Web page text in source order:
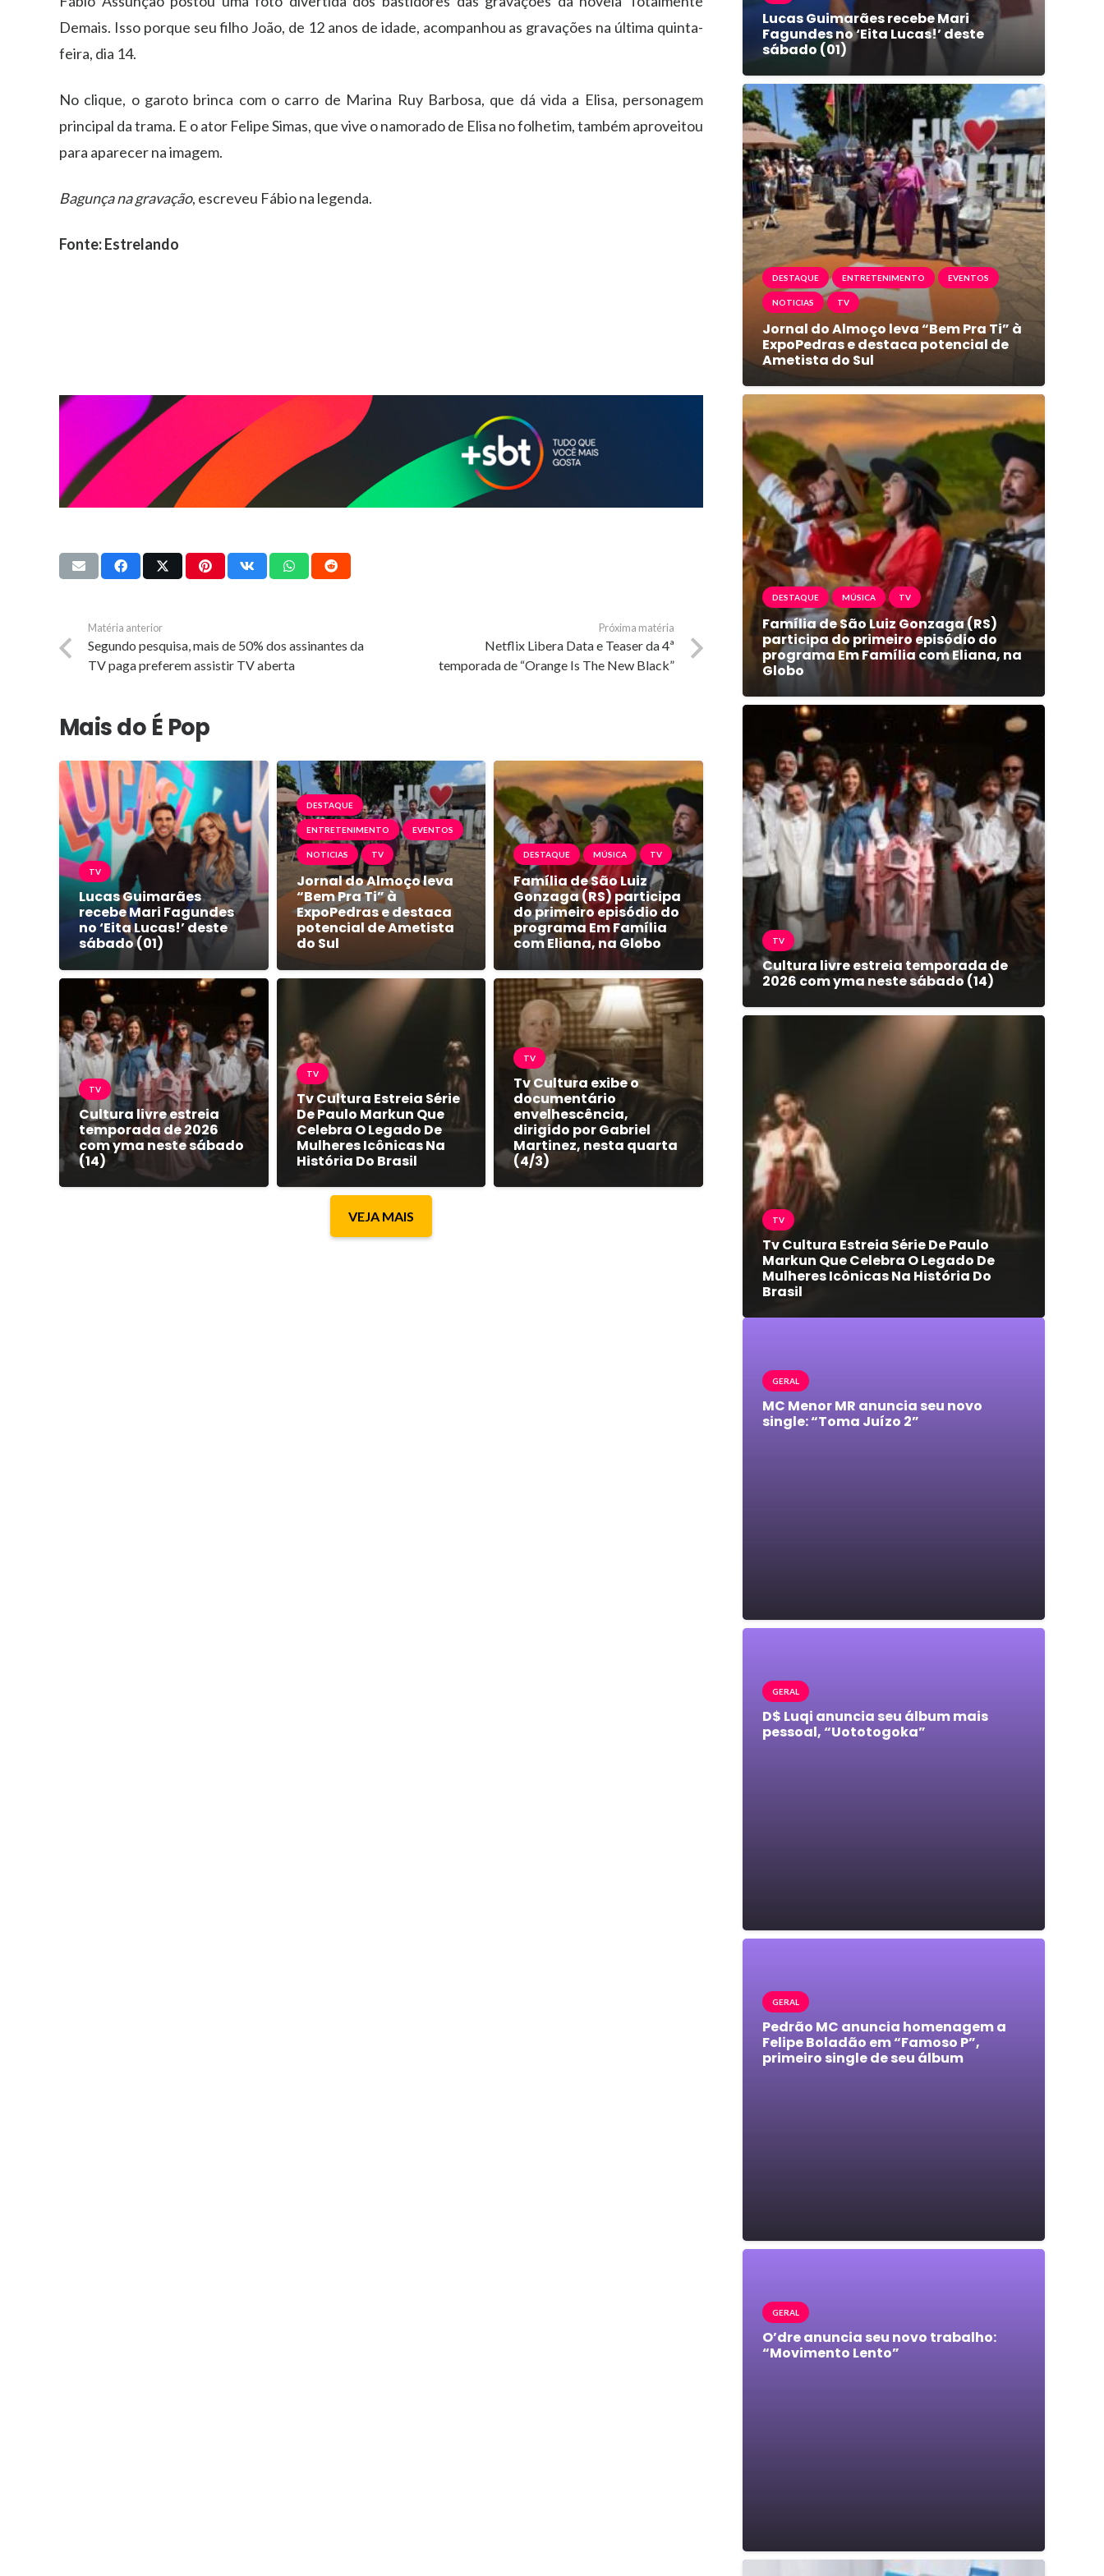
Demais. Isso porque seu filho João, de 12 anos de idade, acompanhou as gravações na última quinta-
feira, dia 14.
No clique, o garoto brinca com o carro de Marina Ruy Barbosa, que dá vida a Elisa, personagem
principal da trama. E o ator Felipe Simas, que vive o namorado de Elisa no folhetim, também aproveitou
para aparecer na imagem.
Bagunça na gravação, escreveu Fábio na legenda.
Fonte: Estrelando
Matéria anterior
Segundo pesquisa, mais de 50% dos assinantes da
TV paga preferem assistir TV aberta
Próxima matéria
Netflix Libera Data e Teaser da 4ª
temporada de “Orange Is The New Black”
Mais do É Pop
TV
Lucas Guimarães
recebe Mari Fagundes
no ‘Eita Lucas!’ deste
sábado (01)
DESTAQUE
ENTRETENIMENTO EVENTOS
NOTICIAS TV
Jornal do Almoço leva
“Bem Pra Ti” à
ExpoPedras e destaca
potencial de Ametista
do Sul
DESTAQUE MÚSICA TV
Família de São Luiz
Gonzaga (RS) participa
do primeiro episódio do
programa Em Família
com Eliana, na Globo
TV
Cultura livre estreia
temporada de 2026
com yma neste sábado
(14)
TV
Tv Cultura Estreia Série
De Paulo Markun Que
Celebra O Legado De
Mulheres Icônicas Na
História Do Brasil
TV
Tv Cultura exibe o
documentário
envelhescência,
dirigido por Gabriel
Martinez, nesta quarta
(4/3)
VEJA MAIS
Lucas Guimarães recebe Mari
Fagundes no ‘Eita Lucas!’ deste
sábado (01)
DESTAQUE ENTRETENIMENTO EVENTOS
NOTICIAS TV
Jornal do Almoço leva “Bem Pra Ti” à
ExpoPedras e destaca potencial de
Ametista do Sul
DESTAQUE MÚSICA TV
Família de São Luiz Gonzaga (RS)
participa do primeiro episódio do
programa Em Família com Eliana, na
Globo
TV
Cultura livre estreia temporada de
2026 com yma neste sábado (14)
TV
Tv Cultura Estreia Série De Paulo
Markun Que Celebra O Legado De
Mulheres Icônicas Na História Do
Brasil
GERAL
MC Menor MR anuncia seu novo
single: “Toma Juízo 2”
GERAL
D$ Luqi anuncia seu álbum mais
pessoal, “Uototogoka”
GERAL
Pedrão MC anuncia homenagem a
Felipe Boladão em “Famoso P”,
primeiro single de seu álbum
GERAL
O’dre anuncia seu novo trabalho:
“Movimento Lento”